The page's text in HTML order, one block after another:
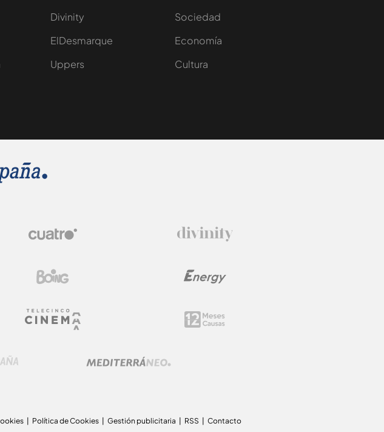
Divinity
ElDesmarque
Uppers
Sociedad
Economía
Cultura
Política de Cookies Gestión publicitaria RSS Contacto